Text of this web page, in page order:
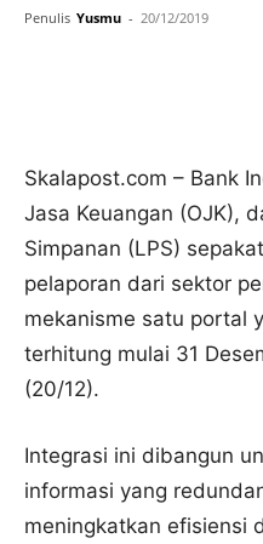
Penulis Yusmu - 20/12/2019
Skalapost.com – Bank
Jasa Keuangan (OJK),
Simpanan (LPS)
pelaporan dari sektor
mekanisme satu portal
terhitung mulai 31
(20/12).
Integrasi ini dibangun
informasi yang
meningkatkan efisiensi